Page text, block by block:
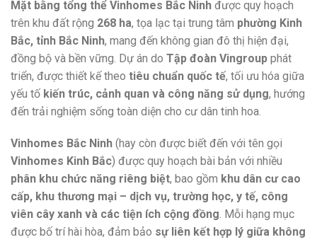
Mặt bằng tổng thể Vinhomes Bắc Ninh được quy hoạch
trên khu đất rộng 268 ha, tọa lạc tại trung tâm phường Kinh
Bắc, tỉnh Bắc Ninh, mang đến không gian đô thị hiện đại,
đồng bộ và bền vững. Dự án do Tập đoàn Vingroup phát
triển, được thiết kế theo tiêu chuẩn quốc tế, tối ưu hóa giữa
yếu tố kiến trúc, cảnh quan và công năng sử dụng, hướng
đến trải nghiệm sống toàn diện cho cư dân tinh hoa.
Vinhomes Bắc Ninh (hay còn được biết đến với tên gọi
Vinhomes Kinh Bắc) được quy hoạch bài bản với nhiều
phân khu chức năng riêng biệt, bao gồm khu dân cư cao
cấp, khu thương mại – dịch vụ, trường học, y tế, công
viên cây xanh và các tiện ích cộng đồng. Mỗi hạng mục
được bố trí hài hòa, đảm bảo sự liên kết hợp lý giữa không